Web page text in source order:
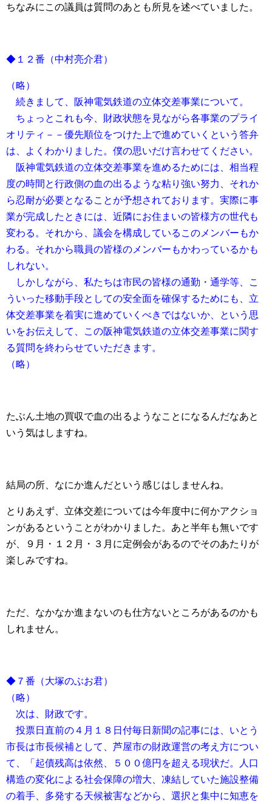
ちなみにこの議員は質問のあとも所見を述べていました。
◆１２番（中村亮介君）
（略）
続きまして、阪神電気鉄道の立体交差事業について。
ちょっとこれも今、財政状態を見ながら各事業のプライ
オリティ－－優先順位をつけた上で進めていくという答弁
は、よくわかりました。僕の思いだけ言わせてください。
阪神電気鉄道の立体交差事業を進めるためには、相当程
度の時間と行政側の血の出るような粘り強い努力、それか
ら忍耐が必要となることが予想されております。実際に事
業が完成したときには、近隣にお住まいの皆様方の世代も
変わる。それから、議会を構成しているこのメンバーもか
わる。それから職員の皆様のメンバーもかわっているかも
しれない。
しかしながら、私たちは市民の皆様の通勤・通学等、こ
ういった移動手段としての安全面を確保するためにも、立
体交差事業を着実に進めていくべきではないか、という思
いをお伝えして、この阪神電気鉄道の立体交差事業に関す
る質問を終わらせていただきます。
（略）
たぶん土地の買収で血の出るようなことになるんだなあと
いう気はしますね。
結局の所、なにか進んだという感じはしませんね。
とりあえず、立体交差については今年度中に何かアクショ
ンがあるということがわかりました。あと半年も無いです
が、９月・１２月・３月に定例会があるのでそのあたりが
楽しみですね。
ただ、なかなか進まないのも仕方ないところがあるのかも
しれません。
◆７番（大塚のぶお君）
（略）
次は、財政です。
投票日直前の４月１８日付毎日新聞の記事には、いとう
市長は市長候補として、芦屋市の財政運営の考え方につい
て、「起債残高は依然、５００億円を超える現状だ。人口
構造の変化による社会保障の増大、凍結していた施設整備
の着手、多発する天候被害などから、選択と集中に知恵を